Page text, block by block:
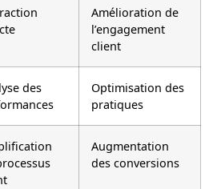
Amélioration de
l’engagement
client
des
Optimisation des
pratiques
Augmentation
des conversions